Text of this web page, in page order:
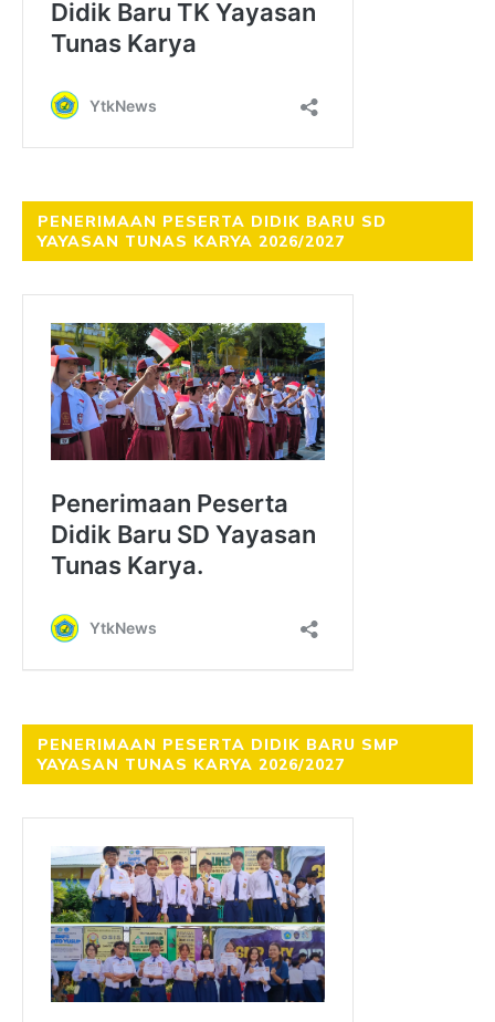
PENERIMAAN PESERTA DIDIK BARU SD
YAYASAN TUNAS KARYA 2026/2027
PENERIMAAN PESERTA DIDIK BARU SMP
YAYASAN TUNAS KARYA 2026/2027